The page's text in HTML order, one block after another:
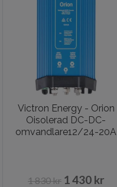
Victron Energy - Orion
Oisolerad DC-DC-
omvandlare12/24-20A
1 830 kr 1 430 kr